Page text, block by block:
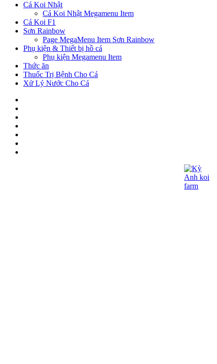
Cá Koi Nhật
Cá Koi Nhật Megamenu Item
Cá Koi F1
Sơn Rainbow
Page MegaMenu Item Sơn Rainbow
Phụ kiện & Thiết bị hồ cá
Phụ kiện Megamenu Item
Thức ăn
Thuốc Trị Bệnh Cho Cá
Xử Lý Nước Cho Cá